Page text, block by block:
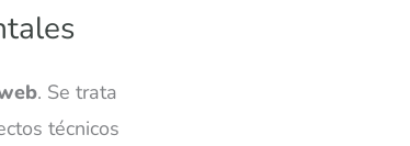
. Se trata
técnicos